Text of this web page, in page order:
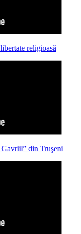
religioasă
din Truşeni